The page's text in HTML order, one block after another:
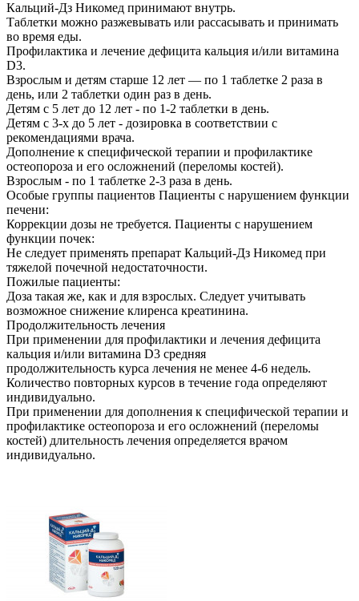
Кальций-Дз Никомед принимают внутрь.
Таблетки можно разжевывать или рассасывать и принимать
во время еды.
Профилактика и лечение дефицита кальция и/или витамина
D3.
Взрослым и детям старше 12 лет — по 1 таблетке 2 раза в
день, или 2 таблетки один раз в день.
Детям с 5 лет до 12 лет - по 1-2 таблетки в день.
Детям с 3-х до 5 лет - дозировка в соответствии с
рекомендациями врача.
Дополнение к специфической терапии и профилактике
остеопороза и его осложнений (переломы костей).
Взрослым - по 1 таблетке 2-3 раза в день.
Особые группы пациентов Пациенты с нарушением функции
печени:
Коррекции дозы не требуется. Пациенты с нарушением
функции почек:
Не следует применять препарат Кальций-Дз Никомед при
тяжелой почечной недостаточности.
Пожилые пациенты:
Доза такая же, как и для взрослых. Следует учитывать
возможное снижение клиренса креатинина.
Продолжительность лечения
При применении для профилактики и лечения дефицита
кальция и/или витамина D3 средняя
продолжительность курса лечения не менее 4-6 недель.
Количество повторных курсов в течение года определяют
индивидуально.
При применении для дополнения к специфической терапии и
профилактике остеопороза и его осложнений (переломы
костей) длительность лечения определяется врачом
индивидуально.